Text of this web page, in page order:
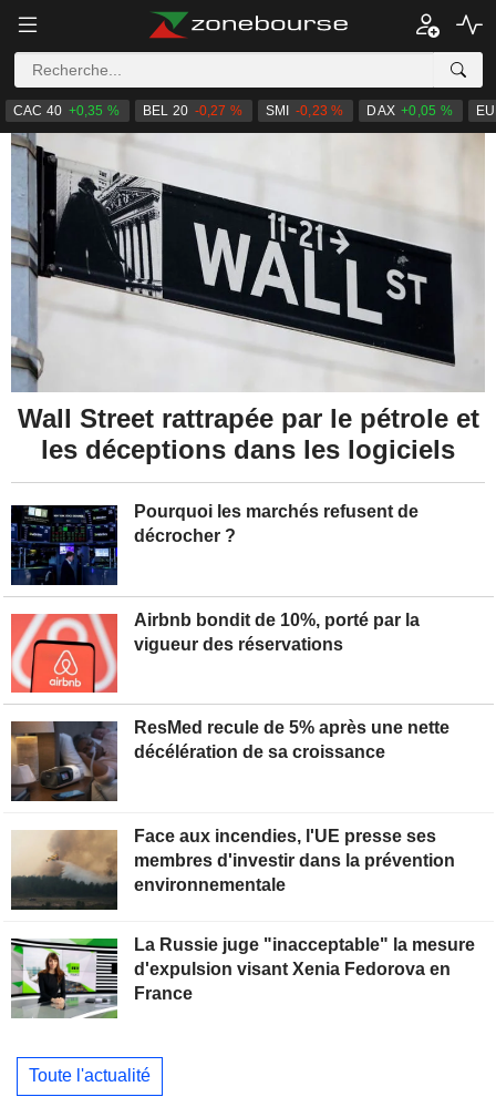
CAC 40 +0,35 % BEL 20 -0,27 % SMI -0,23 % DAX +0,05 %
Pourquoi les marchés refusent de
décrocher ?
Airbnb bondit de 10%, porté par la
vigueur des réservations
Wall Street rattrapée par le pétrole et
les déceptions dans les logiciels
ResMed recule de 5% après une nette
décélération de sa croissance
Face aux incendies, l'UE presse ses
membres d'investir dans la prévention
environnementale
La Russie juge "inacceptable" la mesure
d'expulsion visant Xenia Fedorova en
France
Toute l'actualité